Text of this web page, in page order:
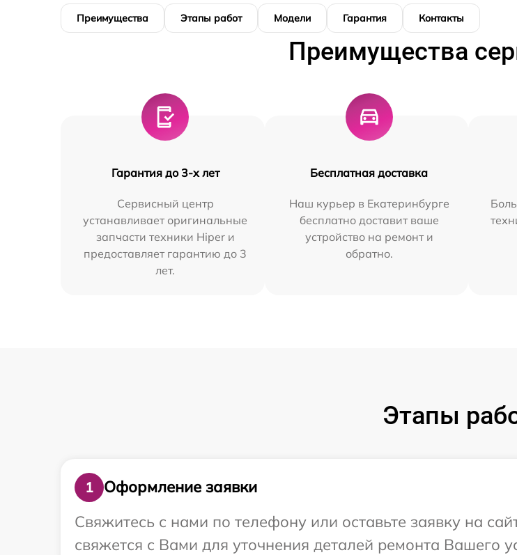
Преимущества Этапы работ Модели Гарантия Контакты
Преимущества
Гарантия до 3-х лет
Сервисный центр
устанавливает оригинальные
запчасти техники Hiper и
предоставляет гарантию до 3
лет.
Бесплатная доставка
Наш курьер в Екатеринбурге
бесплатно доставит ваше
устройство на ремонт и
обратно.
Этапы
1
Оформление заявки
Свяжитесь с нами по телефону или оставьте заявку на
свяжется с Вами для уточнения деталей ремонта Вашего